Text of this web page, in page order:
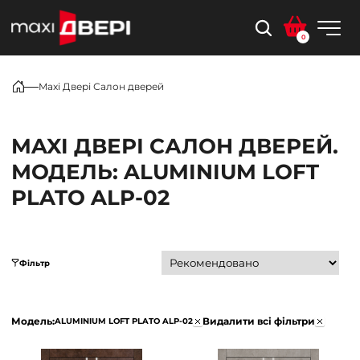
0
Maxi Двері Салон дверей
MAXI ДВЕРІ САЛОН ДВЕРЕЙ.
МОДЕЛЬ: ALUMINIUM LOFT
PLATO ALP-02
Фільтр
Модель:ALUMINIUM LOFT PLATO ALP-02 Видалити всі фільтри